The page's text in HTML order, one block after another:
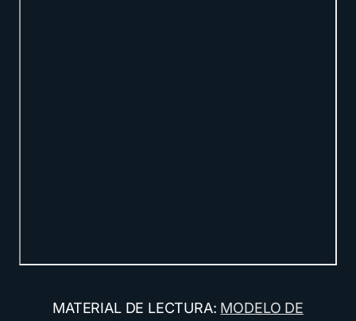
MATERIAL DE LECTURA: MODELO DE